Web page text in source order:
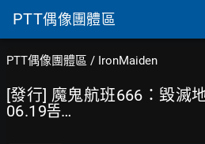
PTT偶像團體區
PTT偶像團體區 / IronMaiden
[發行] 魔鬼航班666：毀滅
06.19똠…